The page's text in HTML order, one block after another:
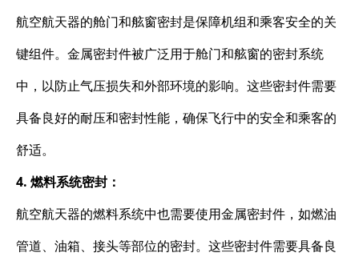
航空航天器的舱门和舷窗密封是保障机组和乘客安全的关
键组件。金属密封件被广泛用于舱门和舷窗的密封系统
中，以防止气压损失和外部环境的影响。这些密封件需要
具备良好的耐压和密封性能，确保飞行中的安全和乘客的
舒适。
4. 燃料系统密封：
航空航天器的燃料系统中也需要使用金属密封件，如燃油
管道、油箱、接头等部位的密封。这些密封件需要具备良